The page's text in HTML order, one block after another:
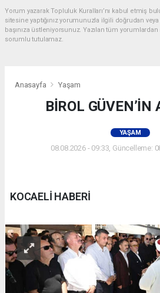
Yorum yazarak Topluluk Kuralları’nı kabul etmiş
sitesine yaptığınız yorumunuzla ilgili doğrudan
başınıza üstleniyorsunuz. Yazılan tüm
sorumlu tutulamaz.
Anasayfa Yaşam
BİROL GÜVEN’İN
YAŞAM
08.08.2026 - 09:33, Güncelleme:
KOCAELİ HABERİ